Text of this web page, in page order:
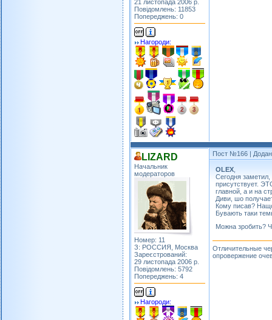
21 листопада 2006 р.
Повідомлень: 11853
Попереджень: 0
Нагороди:
LIZARD
Начальник
модераторов
Номер: 11
З: РОССИЯ, Москва
Зареєстрований:
29 листопада 2006 р.
Повідомлень: 5792
Попереджень: 4
Нагороди:
Пост №166 |
OLEX
Сегодня заметил,
присутствует.
главной, а и на
Диви, шо
Кому писав?
Бувають таки
Можна зробить?
Отличительные
опровержение